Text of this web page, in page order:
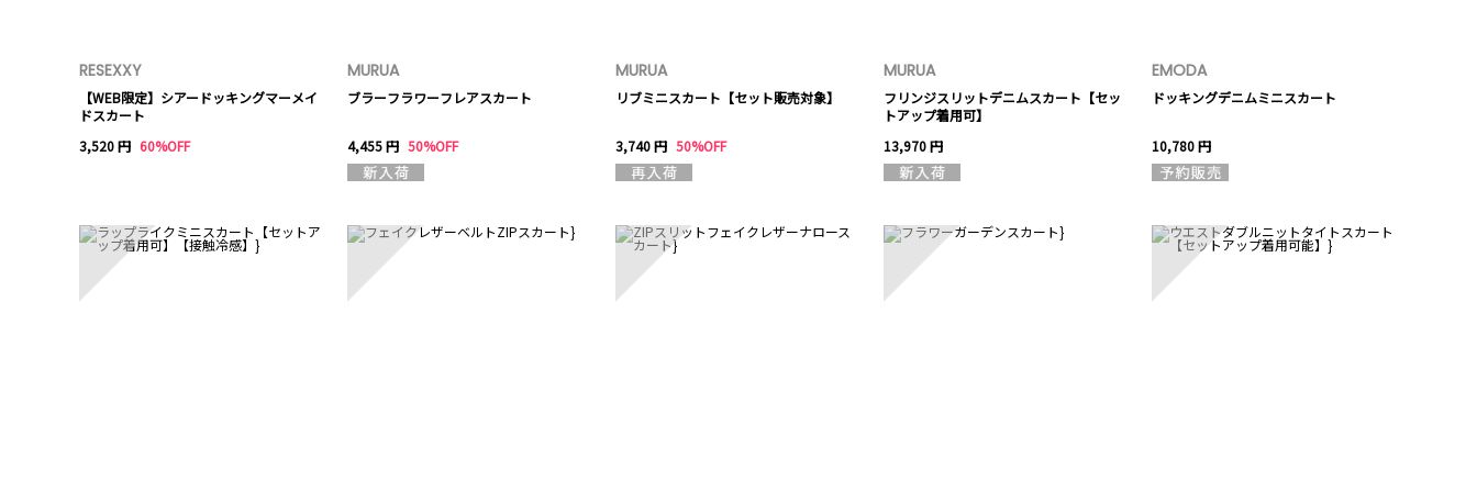
RESEXXY
【WEB限定】シアードッキングマーメイ
ドスカート
3,520 円 60%OFF
MURUA
ブラーフラワーフレアスカート
4,455 円 50%OFF
MURUA
リブミニスカート【セット販売対象】
3,740 円 50%OFF
MURUA
フリンジスリットデニムスカート【セッ
トアップ着用可】
13,970 円
EMODA
ドッキングデニムミニスカート
10,780 円